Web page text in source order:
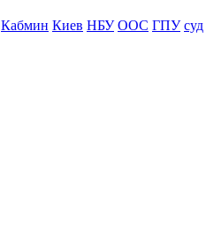
Кабмин Киев НБУ ООС ГПУ суд